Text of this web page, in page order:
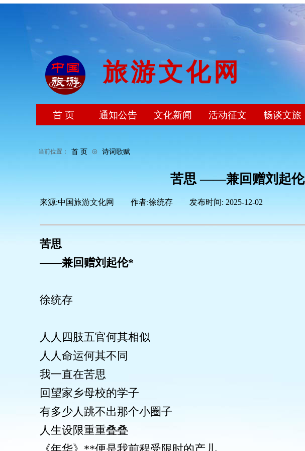
苦思 ——兼回赠刘起伦
来源:中国旅游文化网 作者:徐统存 发布时间: 2025-12-02
苦思
——兼回赠刘起伦*
徐统存
人人四肢五官何其相似
人人命运何其不同
我一直在苦思
回望家乡母校的学子
有多少人跳不出那个小圈子
人生设限重重叠叠
旅游文化网
首 页 ⊙ 诗词歌赋
当前位置：
首 页 通知公告 文化新闻 活动征文 畅谈文旅